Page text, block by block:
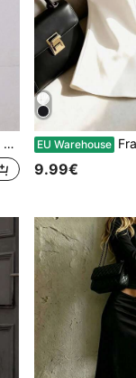
EU Warehouse Franclia Ny
9.99€